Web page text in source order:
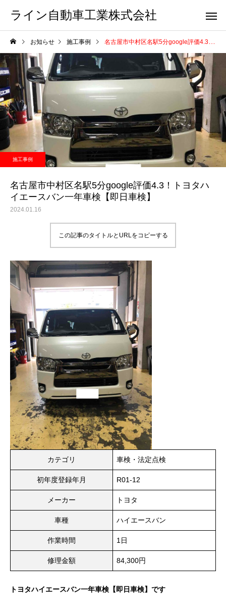
ライン自動車工業株式会社
お知らせ 施工事例 名古屋市中村区名駅5分google評価4.3！トヨタハイエースバン一年車検【即日車検】
施工事例
名古屋市中村区名駅5分google評価4.3！トヨタハ
イエースバン一年車検【即日車検】
2024.01.16
この記事のタイトルとURLをコピーする
カテゴリ 車検・法定点検
初年度登録年月 R01-12
メーカー トヨタ
車種 ハイエースバン
作業時間 1日
修理金額 84,300円
トヨタハイエースバン一年車検【即日車検】です